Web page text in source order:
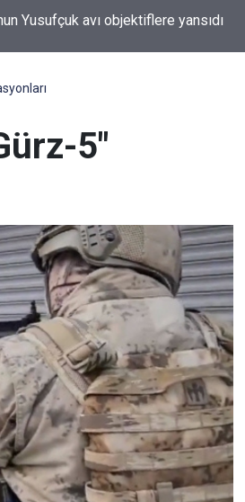
haberciliğine güvence: Ekim ayında
5"